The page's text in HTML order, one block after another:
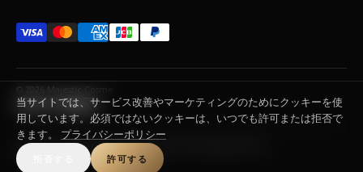
当サイトでは、サービス改善やマーケティングのためにクッキーを使
用しています。必須ではないクッキーは、いつでも許可または拒否で
きます。
プライバシーポリシー
許可する
© 2026 Majestic Cosme
Refund PolicyPrivacy PolicyTerms of Service
Contact Information
Legal Notice